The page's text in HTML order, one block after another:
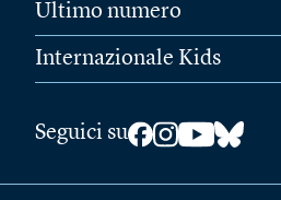
Ultimo numero
Internazionale Kids
Seguici su